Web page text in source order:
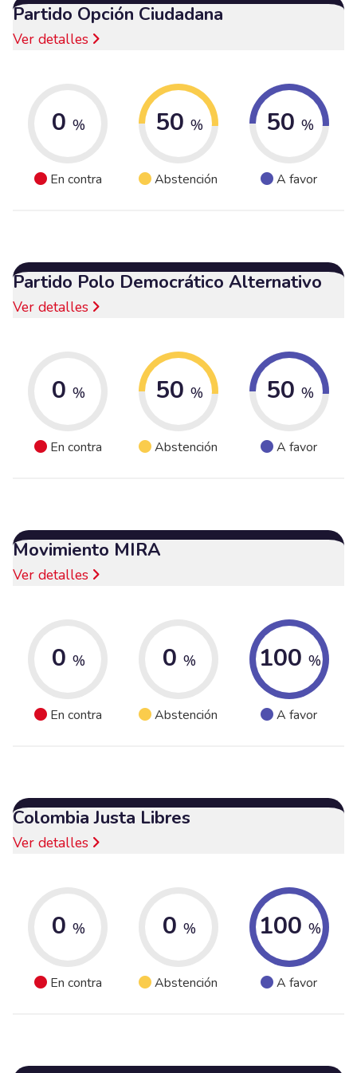
Partido Opción Ciudadana
Ver detalles
0 %
En contra
50 %
Abstención
50 %
A favor
Partido Polo Democrático Alternativo
Ver detalles
0 %
En contra
50 %
Abstención
50 %
A favor
Movimiento MIRA
Ver detalles
0 %
En contra
0 %
Abstención
100 %
A favor
Colombia Justa Libres
Ver detalles
0 %
En contra
0 %
Abstención
100 %
A favor